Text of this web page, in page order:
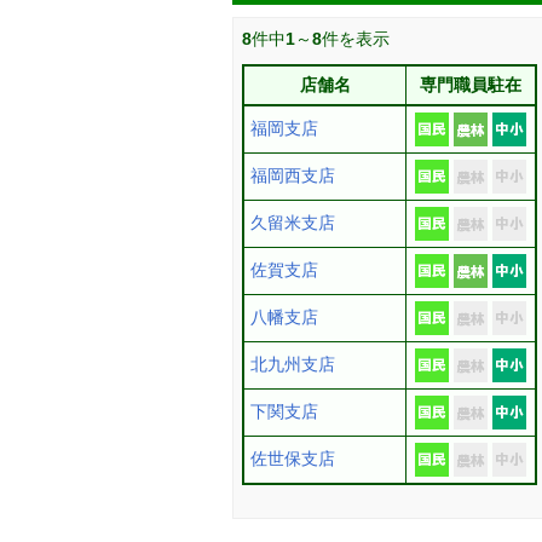
8件中1～8件を表示
店舗名 専門職員駐在
福岡支店
福岡西支店
久留米支店
佐賀支店
八幡支店
北九州支店
下関支店
佐世保支店